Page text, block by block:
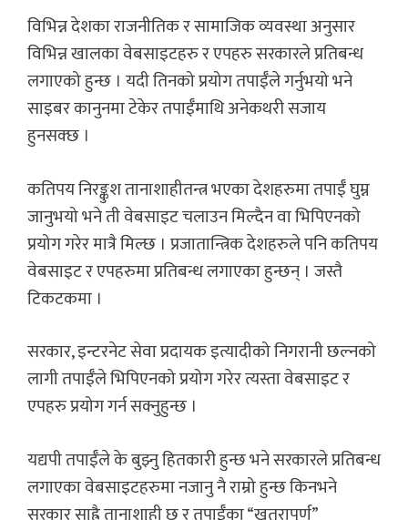
विभिन्न देशका राजनीतिक र सामाजिक व्यवस्था अनुसार
विभिन्न खालका वेबसाइटहरु र एपहरु सरकारले प्रतिबन्ध
लगाएको हुन्छ । यदी तिनको प्रयोग तपाईँले गर्नुभयो भने
साइबर कानुनमा टेकेर तपाईँमाथि अनेकथरी सजाय
हुनसक्छ ।
कतिपय निरङ्कुश तानाशाहीतन्त्र भएका देशहरुमा तपाईँ घुम्न
जानुभयो भने ती वेबसाइट चलाउन मिल्दैन वा भिपिएनको
प्रयोग गरेर मात्रै मिल्छ । प्रजातान्त्रिक देशहरुले पनि कतिपय
वेबसाइट र एपहरुमा प्रतिबन्ध लगाएका हुन्छन् । जस्तै
टिकटकमा ।
सरकार, इन्टरनेट सेवा प्रदायक इत्यादीको निगरानी छल्नको
लागी तपाईँले भिपिएनको प्रयोग गरेर त्यस्ता वेबसाइट र
एपहरु प्रयोग गर्न सक्नुहुन्छ ।
यद्यपी तपाईँले के बुझ्नु हितकारी हुन्छ भने सरकारले प्रतिबन्ध
लगाएका वेबसाइटहरुमा नजानु नै राम्रो हुन्छ किनभने